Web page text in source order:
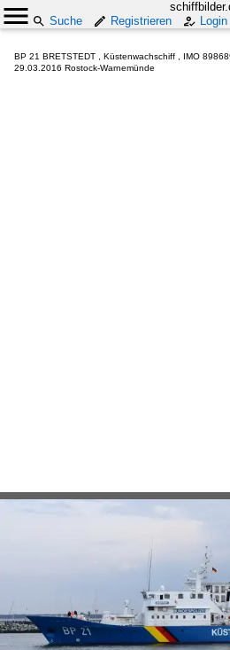
Suche
Registrieren Login
BP 21 BRETSTEDT , Küstenwachschiff , IMO
29.03.2016 Rostock-Warnemünde